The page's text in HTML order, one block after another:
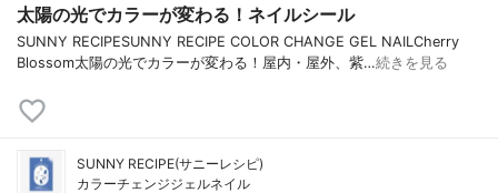
太陽の光でカラーが変わる！ネイルシール
SUNNY RECIPESUNNY RECIPE COLOR CHANGE GEL NAILCherry
Blossom太陽の光でカラーが変わる！屋内・屋外、紫…続きを見る
SUNNY RECIPE(サニーレシピ)
カラーチェンジジェルネイル